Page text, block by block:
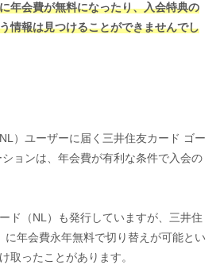
年会費が無料になったり、入会特典の
情報は見つけることができませんでし
）ユーザーに届く三井住友カード ゴー
ョンは、年会費が有利な条件で入会の
ド（NL）も発行していますが、三井住
に年会費永年無料で切り替えが可能とい
取ったことがあります。